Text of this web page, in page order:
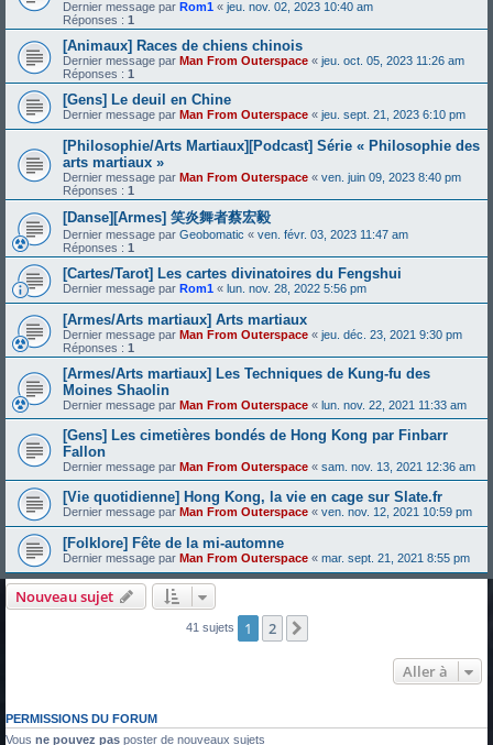
Dernier message par Rom1 « jeu. nov. 02, 2023 10:40 am
Réponses : 1
[Animaux] Races de chiens chinois
Dernier message par Man From Outerspace « jeu. oct. 05, 2023 11:26 am
Réponses : 1
[Gens] Le deuil en Chine
Dernier message par Man From Outerspace « jeu. sept. 21, 2023 6:10 pm
[Philosophie/Arts Martiaux][Podcast] Série « Philosophie des
arts martiaux »
Dernier message par Man From Outerspace « ven. juin 09, 2023 8:40 pm
Réponses : 1
[Danse][Armes] 笑炎舞者蔡宏毅
Dernier message par Geobomatic « ven. févr. 03, 2023 11:47 am
Réponses : 1
[Cartes/Tarot] Les cartes divinatoires du Fengshui
Dernier message par Rom1 « lun. nov. 28, 2022 5:56 pm
[Armes/Arts martiaux] Arts martiaux
Dernier message par Man From Outerspace « jeu. déc. 23, 2021 9:30 pm
Réponses : 1
[Armes/Arts martiaux] Les Techniques de Kung-fu des
Moines Shaolin
Dernier message par Man From Outerspace « lun. nov. 22, 2021 11:33 am
[Gens] Les cimetières bondés de Hong Kong par Finbarr
Fallon
Dernier message par Man From Outerspace « sam. nov. 13, 2021 12:36 am
[Vie quotidienne] Hong Kong, la vie en cage sur Slate.fr
Dernier message par Man From Outerspace « ven. nov. 12, 2021 10:59 pm
[Folklore] Fête de la mi-automne
Dernier message par Man From Outerspace « mar. sept. 21, 2021 8:55 pm
Nouveau sujet
41 sujets 1 2
Aller à
PERMISSIONS DU FORUM
Vous ne pouvez pas poster de nouveaux sujets